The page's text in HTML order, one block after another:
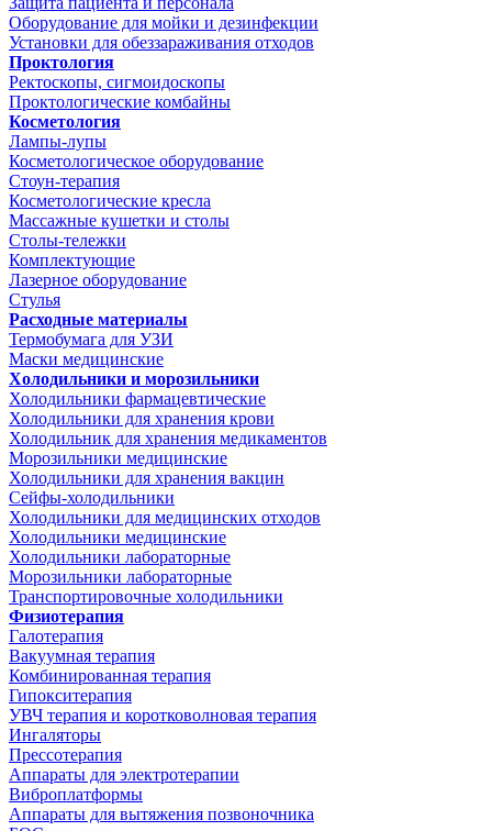
Оборудование для мойки и дезинфекции
Установки для обеззараживания отходов
Проктология
Ректоскопы, сигмоидоскопы
Проктологические комбайны
Косметология
Лампы-лупы
Косметологическое оборудование
Стоун-терапия
Косметологические кресла
Массажные кушетки и столы
Столы-тележки
Комплектующие
Лазерное оборудование
Стулья
Расходные материалы
Термобумага для УЗИ
Маски медицинские
Холодильники и морозильники
Холодильники фармацевтические
Холодильники для хранения крови
Холодильник для хранения медикаментов
Морозильники медицинские
Холодильники для хранения вакцин
Сейфы-холодильники
Холодильники для медицинских отходов
Холодильники медицинские
Холодильники лабораторные
Морозильники лабораторные
Транспортировочные холодильники
Физиотерапия
Галотерапия
Вакуумная терапия
Комбинированная терапия
Гипокситерапия
УВЧ терапия и коротковолновая терапия
Ингаляторы
Прессотерапия
Аппараты для электротерапии
Виброплатформы
Аппараты для вытяжения позвоночника